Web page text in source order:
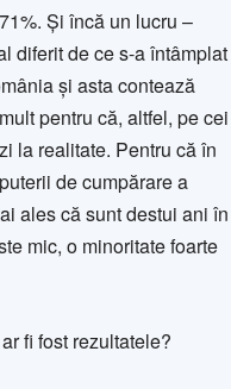
Și încă un lucru –
diferit de ce s-a întâmplat
și asta contează
pentru că, altfel, pe cei
la realitate. Pentru că în
de cumpărare a
ales că sunt destui ani în
mic, o minoritate foarte
fi fost rezultatele?